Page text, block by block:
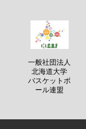
一般社団法人
北海道大学
バスケットボ
ール連盟